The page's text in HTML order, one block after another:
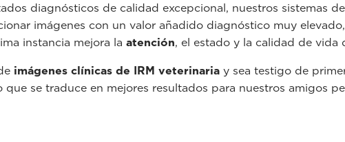
diagnósticos de calidad excepcional, nuestros sistemas
imágenes con un valor añadido diagnóstico muy
instancia mejora la atención, el estado y la calidad de vida
imágenes clínicas de IRM veterinaria y sea testigo de
que se traduce en mejores resultados para nuestros amigos